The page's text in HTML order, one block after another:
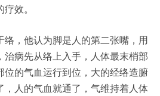
效。
，他认为脚是人的第二张嘴，用
治病先从络上入手，人体最末梢部
位的气血运行到位，大的经络造腑
，人的气血就通了，气维持着人体